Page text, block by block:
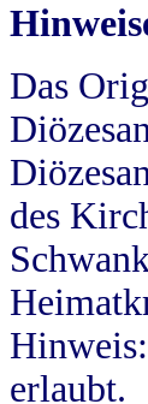
Das
des
erlaubt.